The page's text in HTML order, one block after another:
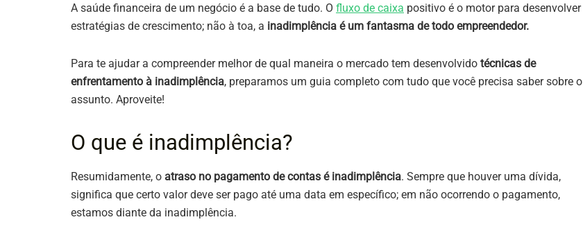
A saúde financeira de um negócio é a base de tudo. O fluxo de caixa positivo é o motor para desenvolver
estratégias de crescimento; não à toa, a inadimplência é um fantasma de todo empreendedor.
Para te ajudar a compreender melhor de qual maneira o mercado tem desenvolvido técnicas de
enfrentamento à inadimplência, preparamos um guia completo com tudo que você precisa saber sobre o
assunto. Aproveite!
O que é inadimplência?
Resumidamente, o atraso no pagamento de contas é inadimplência. Sempre que houver uma dívida,
significa que certo valor deve ser pago até uma data em específico; em não ocorrendo o pagamento,
estamos diante da inadimplência.